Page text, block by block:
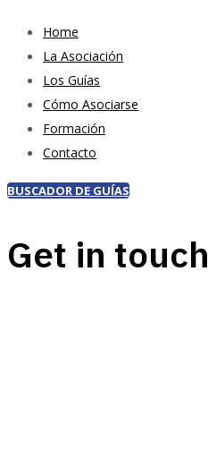
Home
La Asociación
Los Guías
Cómo Asociarse
Formación
Contacto
BUSCADOR DE GUÍAS
Get in touch